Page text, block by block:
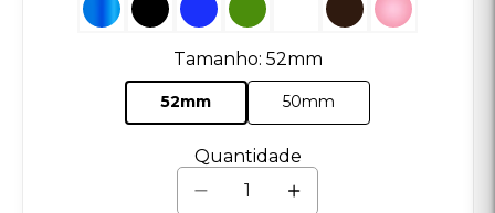
Tamanho: 52mm
52mm 50mm
Quantidade